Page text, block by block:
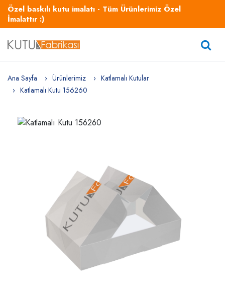
Özel baskılı kutu imalatı - Tüm Ürünlerimiz Özel
İmalattır :)
Ana Sayfa Ürünlerimiz
Katlamalı Kutular
Katlamalı Kutu 156260